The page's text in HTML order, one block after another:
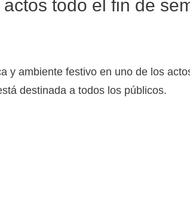
todo el fin de
y ambiente festivo en uno de los
destinada a todos los públicos.